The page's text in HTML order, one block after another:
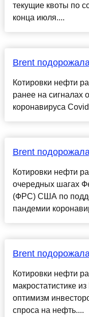
текущие квоты по
конца июля....
Brent
Котировки нефти
ранее на сигналах
коронавируса
Brent
Котировки нефти
очередных шагах
(ФРС) США по
пандемии
Brent
Котировки нефти
макростатистике
оптимизм
спроса на нефть....